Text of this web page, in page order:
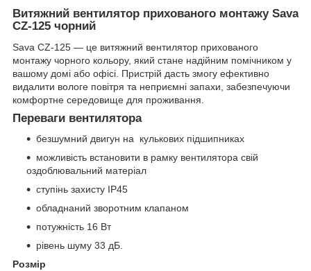
Витяжний вентилятор прихованого монтажу Sava
CZ-125 чорний
Sava CZ-125 — це витяжний вентилятор прихованого
монтажу чорного кольору, який стане надійним помічником у
вашому домі або офісі. Пристрій дасть змогу ефективно
видалити вологе повітря та неприємні запахи, забезпечуючи
комфортне середовище для проживання.
Переваги вентилятора
безшумний двигун на кулькових підшипниках
можливість встановити в рамку вентилятора свій
оздоблювальний матеріал
ступінь захисту IP45
обладнаний зворотним клапаном
потужність 16 Вт
рівень шуму 33 дБ.
Розмір